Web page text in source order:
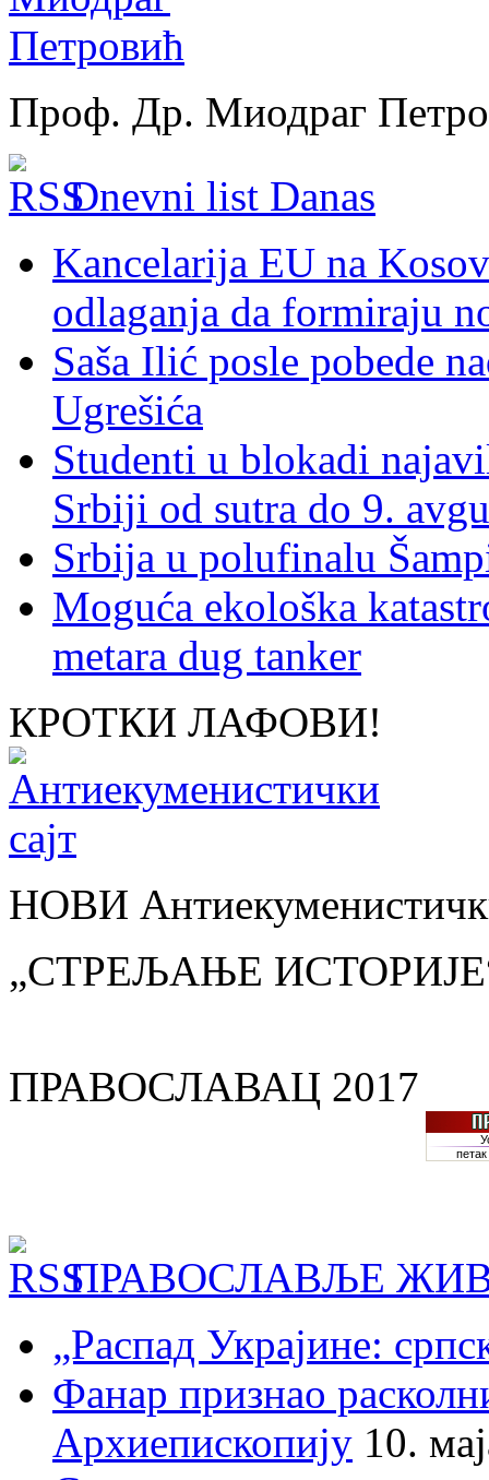
Проф. Др. Миодраг
Dnevni list Danas
Kancelarija EU na
odlaganja da formiraju
Saša Ilić posle pobede
Ugrešića
Studenti u blokadi
Srbiji od sutra do 9.
Srbija u polufinalu
Moguća ekološka
metara dug tanker
КРОТКИ ЛАФОВИ!
НОВИ
„СТРЕЉАЊЕ
ПРАВОСЛАВАЦ 2017
ПРАВОСЛАВЉЕ
„Распад Украјине:
Фанар признао
Архиепископију 10.